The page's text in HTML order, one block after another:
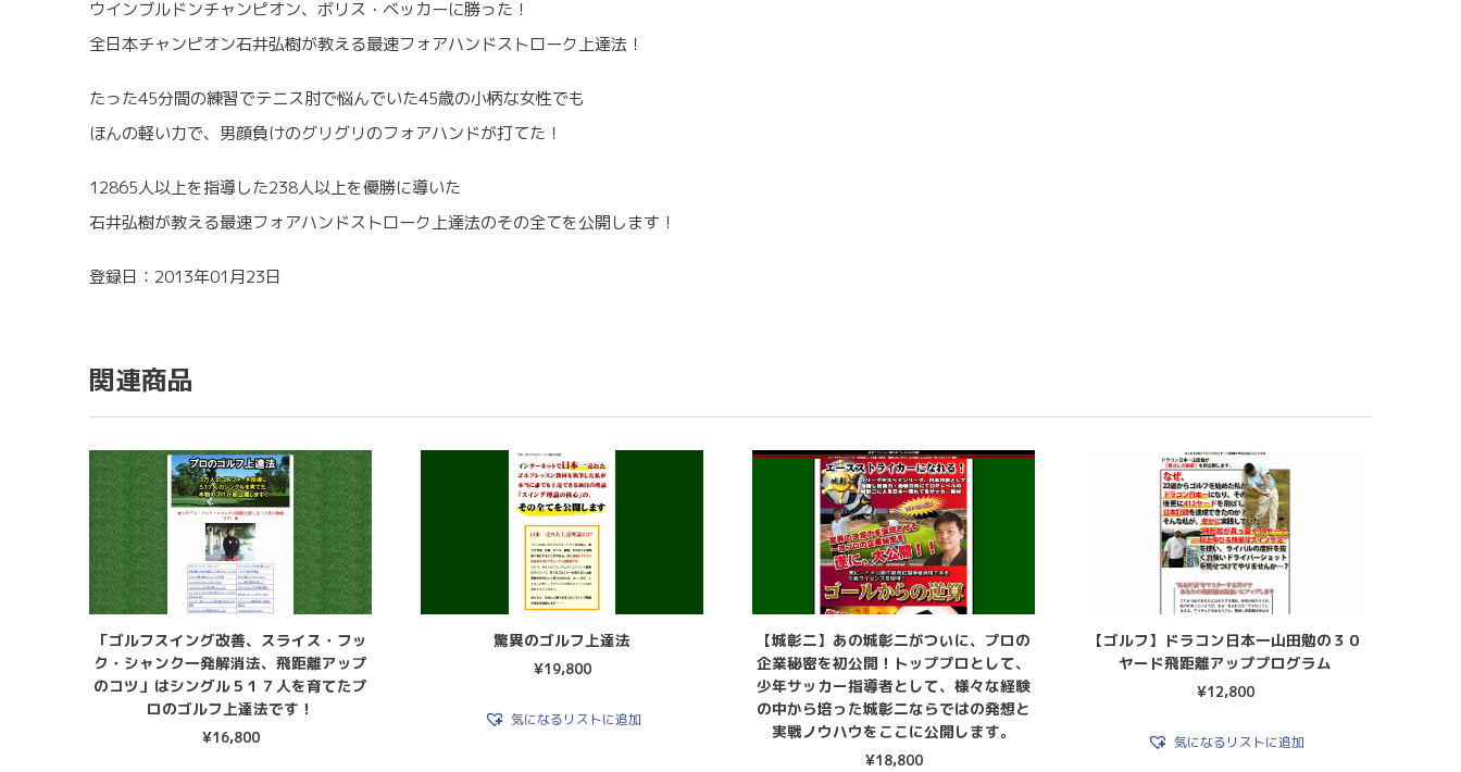
ウインブルドンチャンピオン、ボリス・ベッカーに勝った！
全日本チャンピオン石井弘樹が教える最速フォアハンドストローク上達法！
たった45分間の練習でテニス肘で悩んでいた45歳の小柄な女性でも
ほんの軽い力で、男顔負けのグリグリのフォアハンドが打てた！
12865人以上を指導した238人以上を優勝に導いた
石井弘樹が教える最速フォアハンドストローク上達法のその全てを公開します！
登録日：2013年01月23日
関連商品
「ゴルフスイング改善、スライス・フッ
ク・シャンク一発解消法、飛距離アップ
のコツ」はシングル５１７人を育てたプ
ロのゴルフ上達法です！
¥16,800
驚異のゴルフ上達法
¥19,800
気になるリストに追加
【城彰二】あの城彰二がついに、プロの
企業秘密を初公開！トッププロとして、
少年サッカー指導者として、様々な経験
の中から培った城彰二ならではの発想と
実戦ノウハウをここに公開します。
¥18,800
【ゴルフ】ドラコン日本一山田勉の３０
ヤード飛距離アッププログラム
¥12,800
気になるリストに追加